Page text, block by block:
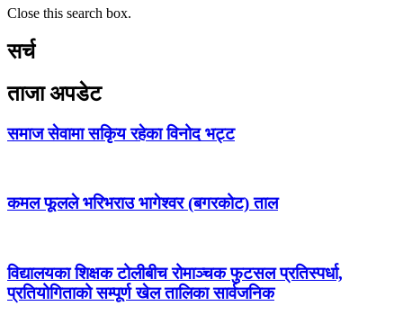
Close this search box.
सर्च
ताजा अपडेट
समाज सेवामा सकिृय रहेका विनोद भट्ट
कमल फूलले भरिभराउ भागेश्वर (बगरकोट) ताल
विद्यालयका शिक्षक टोलीबीच रोमाञ्चक फुटसल प्रतिस्पर्धा,
प्रतियोगिताको सम्पूर्ण खेल तालिका सार्वजनिक